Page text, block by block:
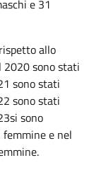
e 31
allo
2020 sono stati
sono stati
sono stati
sono
e nel